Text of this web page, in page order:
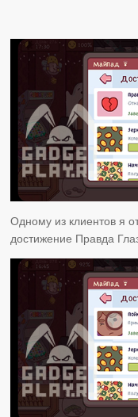
Одному из клиентов я
достижение Правда